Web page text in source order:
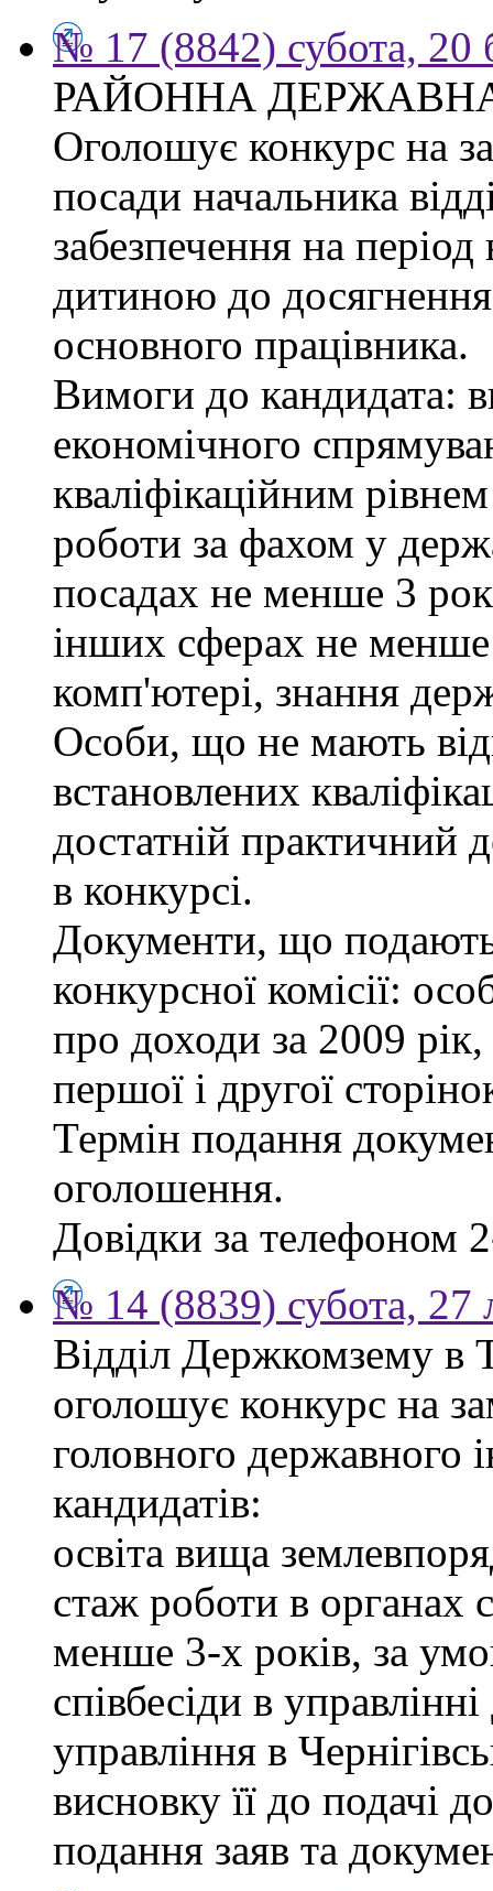
№ 17 (8842) субота, 20
РАЙОННА
Оголошує конкурс на
посади начальника
забезпечення на
дитиною до
основного працівника.
Вимоги до кандидата:
економічного
кваліфікаційним
роботи за фахом у
посадах не менше 3
інших сферах не
комп'ютері, знання
Особи, що не мають
встановлених
достатній практичний
в конкурсі.
Документи, що
конкурсної комісії:
про доходи за 2009 рік,
першої і другої
Термін подання
оголошення.
Довідки за телефоном
№ 14 (8839) субота, 27
Відділ Держкомзему в
оголошує конкурс на
головного державного
кандидатів:
освіта вища
стаж роботи в органах
менше 3-х років, за
співбесіди в
управління в
висновку її до подачі
подання заяв та